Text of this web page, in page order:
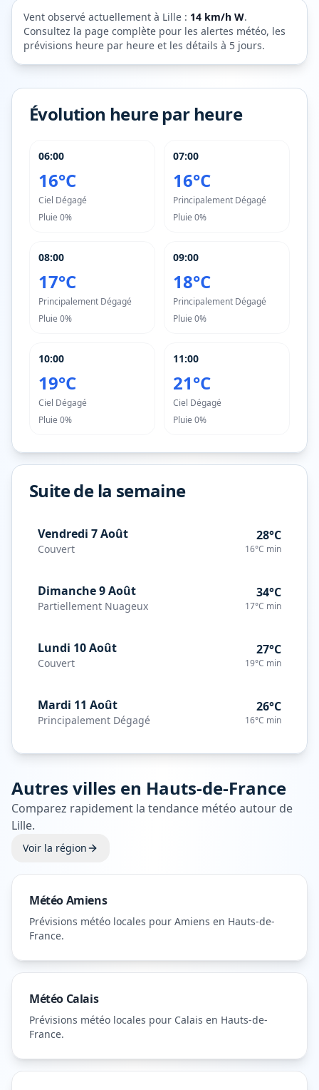
Vent observé actuellement à Lille : 14 km/h W.
Consultez la page complète pour les alertes météo, les
prévisions heure par heure et les détails à 5 jours.
Évolution heure par heure
06:00
16°C
Ciel Dégagé
Pluie 0%
07:00
16°C
Principalement Dégagé
Pluie 0%
08:00
17°C
Principalement Dégagé
Pluie 0%
09:00
18°C
Principalement Dégagé
Pluie 0%
10:00
19°C
Ciel Dégagé
Pluie 0%
11:00
21°C
Ciel Dégagé
Pluie 0%
Suite de la semaine
Vendredi 7 Août
Couvert
28°C
16°C min
Dimanche 9 Août
Partiellement Nuageux
34°C
17°C min
Lundi 10 Août
Couvert
27°C
19°C min
Mardi 11 Août
Principalement Dégagé
26°C
16°C min
Autres villes en Hauts-de-France
Comparez rapidement la tendance météo autour de
Lille.
Voir la région
MétéoAmiens
Prévisions météo locales pour Amiens en Hauts-de-
France.
Météo Calais
Prévisions météo locales pour Calais en Hauts-de-
France.